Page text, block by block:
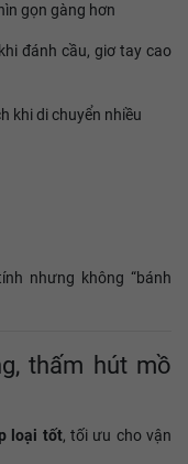
gọn gàng hơn
đánh cầu, giơ tay cao
khi di chuyển nhiều
nhưng không “bánh
thấm hút mồ
loại tốt, tối ưu cho vận